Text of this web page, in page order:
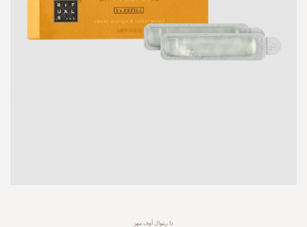
ذا ريتوال أوف مهر